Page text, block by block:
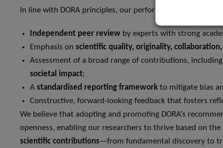
In line with DORA principles, our performance evaluation
Independent peer review by experts with strong
Emphasis on scientific quality, originality,
Assessment of a broad range of contributions, including
societal impact;
A standardised reporting framework to mitigate bias
Constructive, forward-looking feedback that fosters
We believe that adopting and promoting DORA’s
openness, enabling our researchers to thrive based on
scientific contributions—from fundamental discovery to